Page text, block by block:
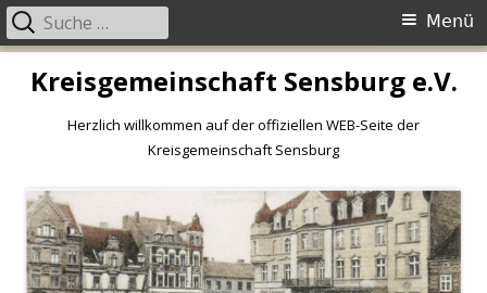
zumKreisgemeinschaft Sensburg e.V.
Herzlich willkommen auf der offiziellen WEB-Seite der
Kreisgemeinschaft Sensburg
Primäres
Menü
Menü
Suche
nach: